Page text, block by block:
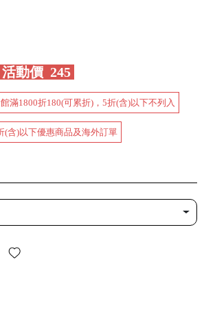
活動價 245
滿1800折180(可累折)，5折(含)以下不列入
(含)以下優惠商品及海外訂單